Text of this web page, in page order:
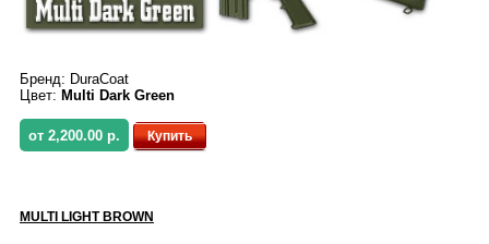
Бренд: DuraCoat
Цвет: Multi Dark Green
от 2,200.00 р. Купить
MULTI LIGHT BROWN